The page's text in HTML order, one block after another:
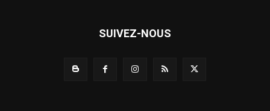
SUIVEZ-NOUS